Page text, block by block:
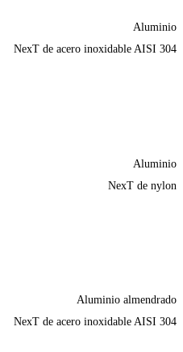
Aluminio
NexT de acero inoxidable AISI 304
Aluminio
NexT de nylon
Aluminio almendrado
NexT de acero inoxidable AISI 304